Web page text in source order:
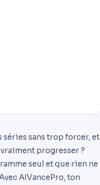
séries sans trop forcer, et
progresser ?
seul et que rien ne
AIVancePro, ton